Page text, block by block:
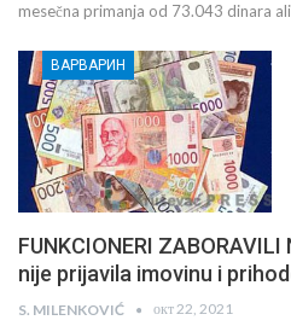
mesečna primanja od 73.043 dinara
ВАРВАРИН
FUNKCIONERI
nije prijavila imovinu i
S. MILENKOVIĆ окт 22, 2021